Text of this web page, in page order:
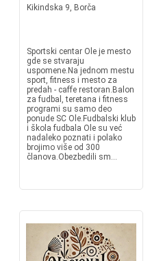
Kikindska 9, Borča
Sportski centar Ole je mesto
gde se stvaraju
uspomene.Na jednom mestu
sport, fitness i mesto za
predah - caffe restoran.Balon
za fudbal, teretana i fitness
programi su samo deo
ponude SC Ole.Fudbalski klub
i škola fudbala Ole su već
nadaleko poznati i polako
brojimo više od 300
članova.Obezbedili sm...